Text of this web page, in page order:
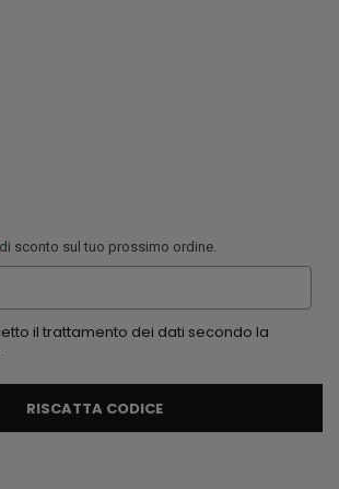
di sconto sul tuo prossimo ordine.
il trattamento dei dati secondo la
RISCATTA CODICE